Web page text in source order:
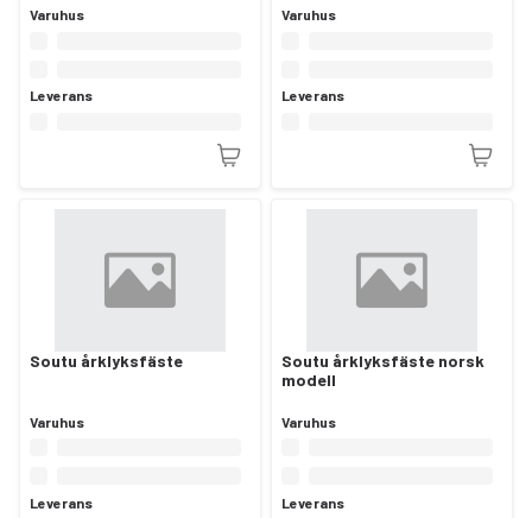
Varuhus
Leverans
Varuhus
Leverans
Soutu årklyksfäste
Varuhus
Leverans
Soutu årklyksfäste norsk
modell
Varuhus
Leverans